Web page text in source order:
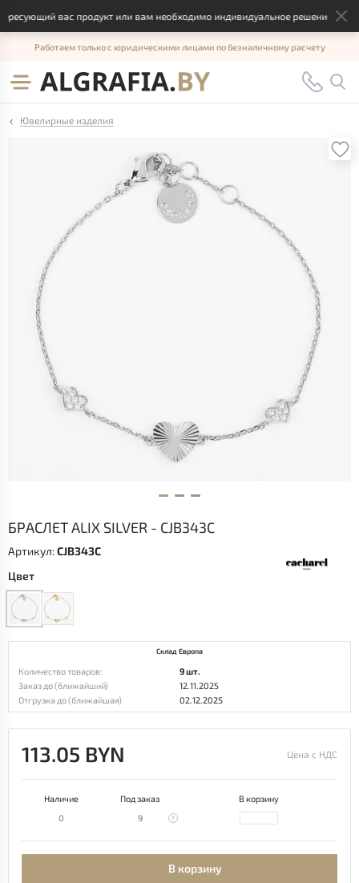
вас продукт или вам необходимо индивидуальное решение,
Работаем только с юридическими лицами по безналичному расчету
Ювелирные изделия
БРАСЛЕТ ALIX SILVER - CJB343C
Артикул:CJB343C
Цвет
Склад Европа
Количество товаров:
9 шт.
Заказ до (ближайший)
12.11.2025
Отгрузка до (ближайшая)
02.12.2025
113.05 BYN Цена с НДС
Наличие Под заказ
В корзину
0
9
В корзину